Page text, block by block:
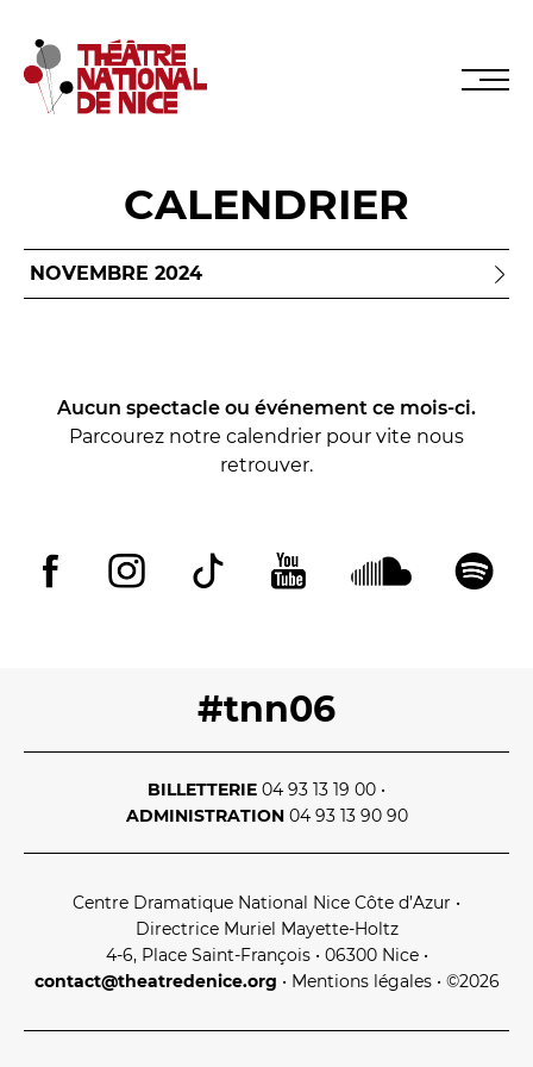
Abonnez-vous en ligne
LE TNN
La Troupe et les élèves de l'ERACM
LA SAISON
TOUTE LA SAISON
Productions & coproductions
Les Tournées
LES RENDEZ-VOUS
CALENDRIER
Aucun spectacle ou événement ce mois-ci.
Parcourez notre calendrier pour vite nous
retrouver.
#tnn06
BILLETTERIE 04 93 13 19 00 •
ADMINISTRATION 04 93 13 90 90
Centre Dramatique National Nice Côte d’Azur •
Directrice Muriel Mayette‑Holtz
4‑6, Place Saint‑François • 06300 Nice •
contact@theatredenice.org • Mentions légales• ©2026